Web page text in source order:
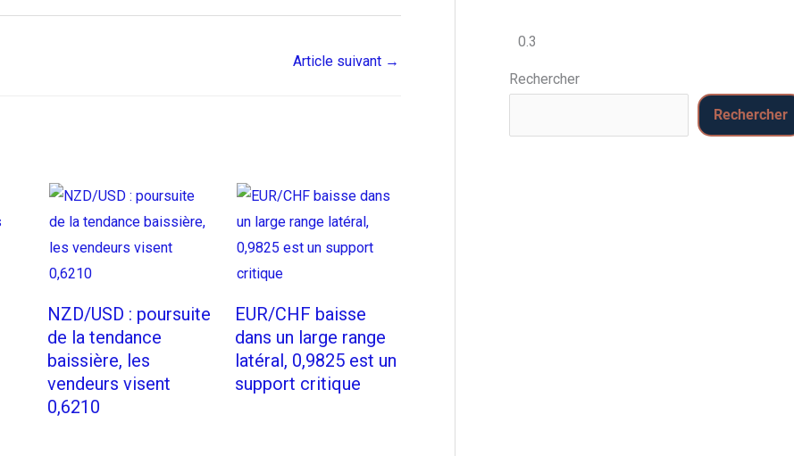
Article suivant →
NZD/USD : poursuite
de la tendance
baissière, les
vendeurs visent
0,6210
EUR/CHF baisse
dans un large range
latéral, 0,9825 est un
support critique
Rechercher
Rechercher